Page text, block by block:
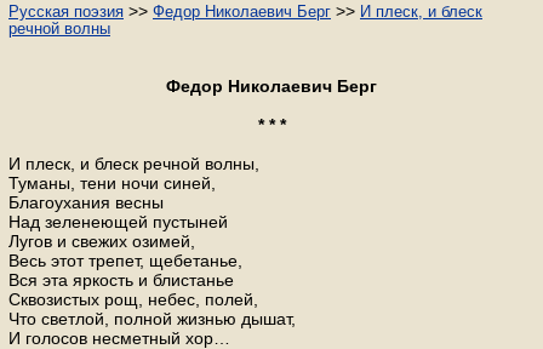
Рейтинг русских поэтов
Рейтинг стихотворений
Русская поэзия >> Федор Николаевич Берг >> И плеск, и блеск
речной волны
Федор Николаевич Берг
* * *
И плеск, и блеск речной волны,
Туманы, тени ночи синей,
Благоухания весны
Над зеленеющей пустыней
Лугов и свежих озимей,
Весь этот трепет, щебетанье,
Вся эта яркость и блистанье
Сквозистых рощ, небес, полей,
Что светлой, полной жизнью дышат,
И голосов несметный хор…